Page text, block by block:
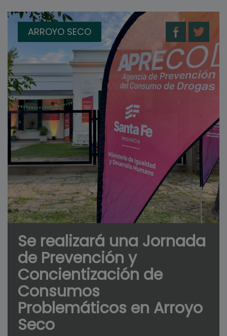
ARROYO SECO
Se realizará una Jornada
de Prevención y
Concientización de
Consumos
Problemáticos en Arroyo
Seco